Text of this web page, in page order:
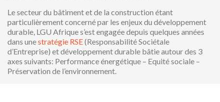
Le secteur du bâtiment et de la construction étant
particulièrement concerné par les enjeux du développement
durable, LGU Afrique s’est engagée depuis quelques années
dans unestratégie RSE(Responsabilité Sociétale
d’Entreprise) et développement durable bâtie autour des 3
axes suivants: Performance énergétique – Equité sociale –
Préservation de l’environnement.